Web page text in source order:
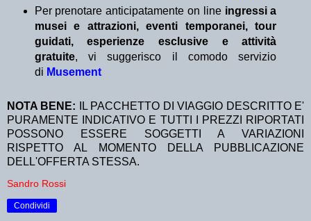
Per prenotare anticipatamente on line ingressi a
musei e attrazioni, eventi temporanei, tour
guidati, esperienze esclusive e attività
gratuite, vi suggerisco il comodo servizio
di Musement
NOTA BENE:
IL PACCHETTO DI VIAGGIO DESCRITTO E'
PURAMENTE INDICATIVO E TUTTI I PREZZI RIPORTATI
POSSONO ESSERE SOGGETTI A VARIAZIONI
RISPETTO AL MOMENTO DELLA PUBBLICAZIONE
DELL'OFFERTA STESSA.
Sandro Rossi
Condividi